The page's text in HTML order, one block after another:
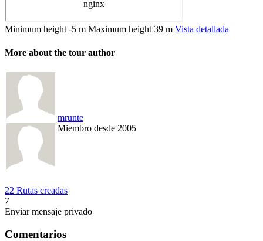
Minimum height -5 m Maximum height 39 m Vista detallada
More about the tour author
mrunte
Miembro desde 2005
22 Rutas creadas
7
Enviar mensaje privado
Comentarios